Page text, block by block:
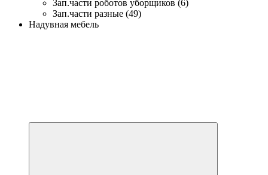
Зап.части роботов уборщиков (6)
Зап.части разные (49)
Надувная мебель